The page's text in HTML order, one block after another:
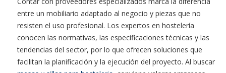
entre un mobiliario adaptado al negocio y piezas que no
resisten el uso profesional. Los expertos en hostelería
conocen las normativas, las especificaciones técnicas y las
tendencias del sector, por lo que ofrecen soluciones que
facilitan la planificación y la ejecución del proyecto. Al buscar